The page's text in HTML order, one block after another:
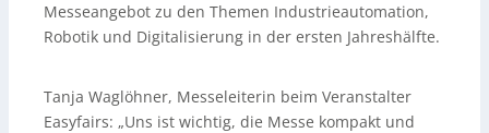
Messeangebot zu den Themen Industrieautomation,
Robotik und Digitalisierung in der ersten Jahreshälfte.
Tanja Waglöhner, Messeleiterin beim Veranstalter
Easyfairs: „Uns ist wichtig, die Messe kompakt und